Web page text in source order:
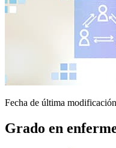
Fecha de última
Grado en